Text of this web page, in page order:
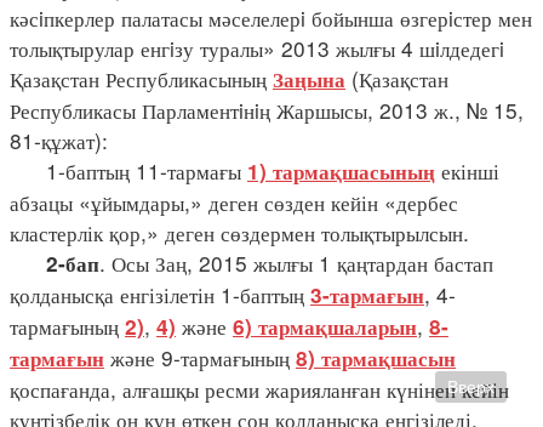
кәсiпкерлер палатасы мәселелерi бойынша өзгерiстер мен
толықтырулар енгiзу туралы» 2013 жылғы 4 шiлдедегi
Қазақстан Республикасының Заңына (Қазақстан
Республикасы Парламентiнiң Жаршысы, 2013 ж., № 15,
81-құжат):
1-баптың 11-тармағы 1) тармақшасының екінші
абзацы «ұйымдары,» деген сөзден кейін «дербес
кластерлік қор,» деген сөздермен толықтырылсын.
2-бап. Осы Заң, 2015 жылғы 1 қаңтардан бастап
қолданысқа енгізілетін 1-баптың 3-тармағын, 4-
тармағының 2), 4) және 6) тармақшаларын, 8-
тармағын және 9-тармағының 8) тармақшасын
қоспағанда, алғашқы ресми жарияланған күнінен кейін
күнтізбелік он күн өткен соң қолданысқа енгізіледі.
Вверх